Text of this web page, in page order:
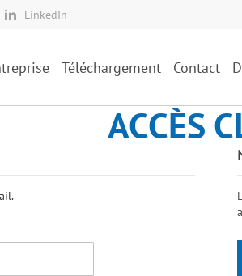
LinkedIn
Téléchargement Contact
ACCÈS